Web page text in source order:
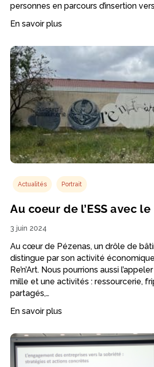
personnes en parcours d’insertion
En savoir plus
Actualités Portrait
Au coeur de l’ESS avec le
3 juin 2024
Au cœur de Pézenas, un drôle de
distingue par son activité
Re’n’Art. Nous pourrions aussi
mille et une activités : ressourcerie,
partagés,…
En savoir plus